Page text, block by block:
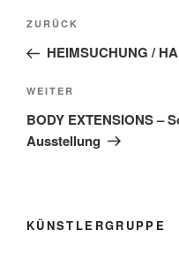
Beitragsnavigation
Vorheriger
Beitrag
ZURÜCK
HEIMSUCHUNG /
Nächster
Beitrag
WEITER
BODY EXTENSIONS –
Ausstellung
KÜNSTLERGRUPPE